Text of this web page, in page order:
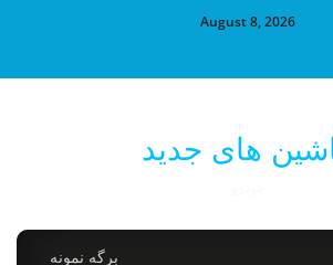
August 8, 2026
های جدید
برگه نمونه